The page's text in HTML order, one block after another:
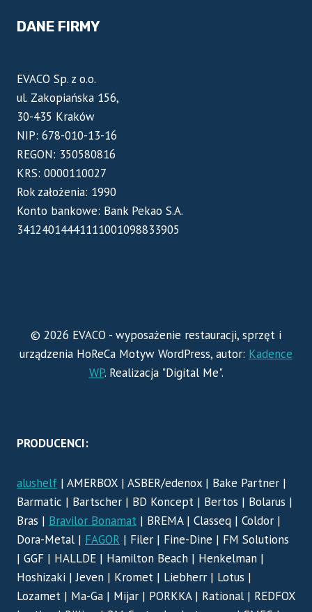
DANE FIRMY
EVACO Sp. z o.o.
ul. Zakopiańska 156,
30-435 Kraków
NIP: 678-010-13-16
REGON: 350580816
KRS: 0000110027
Rok założenia: 1990
Konto bankowe: Bank Pekao S.A.
34124014441111001098833905
© 2026 EVACO - wyposażenie restauracji, sprzęt i
urządzenia HoReCa Motyw WordPress, autor: Kadence
WP. Realizacja "Digital Me".
PRODUCENCI:
alushelf | AMERBOX | ASBER/edenox | Bake Partner |
Barmatic | Bartscher | BD Koncept | Bertos | Bolarus |
Bras | Bravilor Bonamat | BREMA | Classeq | Coldor |
Dora-Metal | FAGOR | Filer | Fine-Dine | FM Solutions
| GGF | HALLDE | Hamilton Beach | Henkelman |
Hoshizaki | Jeven | Kromet | Liebherr | Lotus |
Lozamet | Ma-Ga | Mijar | PORKKA | Rational | REDFOX